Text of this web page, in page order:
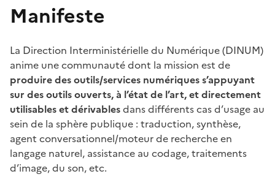
Manifeste
La Direction Interministérielle du Numérique (DINUM)
anime une communauté dont la mission est de
produire des outils/services numériques s’appuyant
sur des outils ouverts, à l’état de l’art, et directement
utilisables et dérivablesdans différents cas d’usage au
sein de la sphère publique : traduction, synthèse,
agent conversationnel/moteur de recherche en
langage naturel, assistance au codage, traitements
d’image, du son, etc.